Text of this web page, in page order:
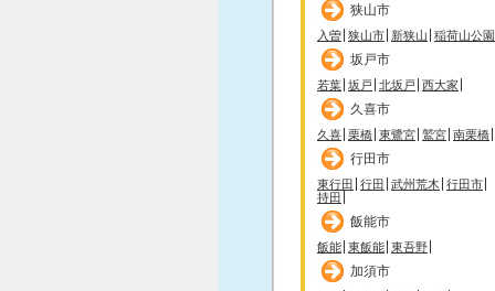
狭山市
入曽 狭山市 新狭山 稲荷山公園
坂戸市
若葉 坂戸 北坂戸 西大家
久喜市
久喜 栗橋 東鷺宮 鷲宮 南栗橋
行田市
東行田 行田 武州荒木 行田市
持田
飯能市
飯能 東飯能 東吾野
加須市